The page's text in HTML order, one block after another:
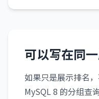
可以写在同一
如果只是展示排名
MySQL 8 的分组查